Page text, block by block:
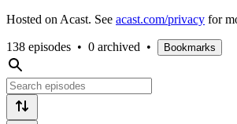
Hosted on Acast. See acast.com/privacy for
138 episodes • 0 archived • Bookmarks